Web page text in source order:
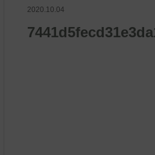
2020.10.04